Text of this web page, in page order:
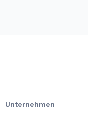
Unternehmen